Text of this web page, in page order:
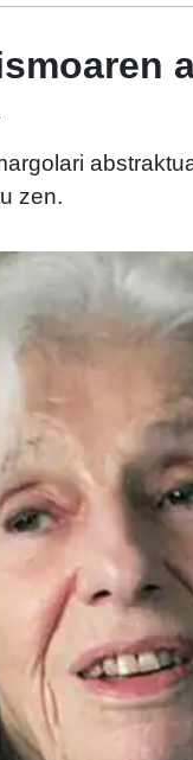
zen.